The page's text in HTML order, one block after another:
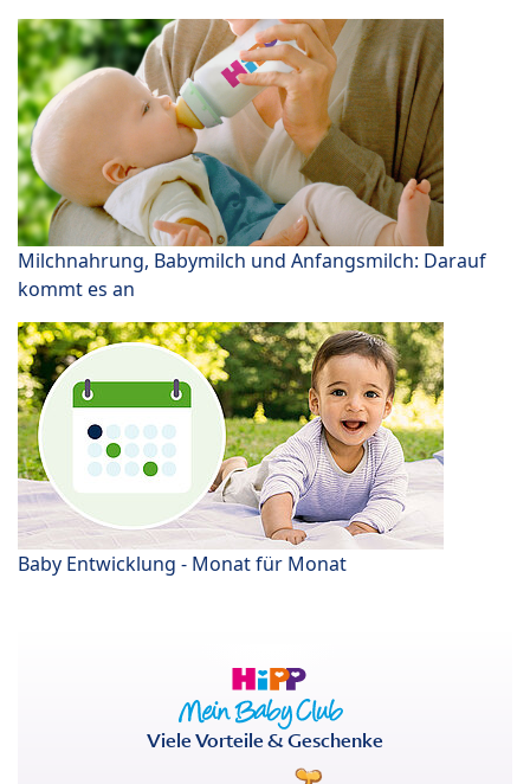
Milchnahrung, Babymilch und Anfangsmilch: Darauf
kommt es an
Baby Entwicklung - Monat für Monat
Viele Vorteile & Geschenke